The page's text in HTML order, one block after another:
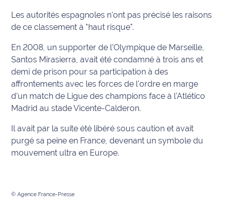
Santé
Social
Transport
National
Défense
Les autorités espagnoles n'ont pas précisé les raisons
de ce classement à "haut risque".
En 2008, un supporter de l'Olympique de Marseille,
Santos Mirasierra, avait été condamné à trois ans et
demi de prison pour sa participation à des
affrontements avec les forces de l'ordre en marge
d'un match de Ligue des champions face à l'Atlético
Madrid au stade Vicente-Calderon.
Il avait par la suite été libéré sous caution et avait
purgé sa peine en France, devenant un symbole du
mouvement ultra en Europe.
© Agence France-Presse